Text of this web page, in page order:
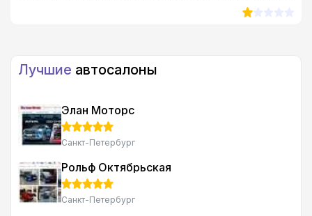
Максима Горького 66, и выясняется, что в машине, о
машину по цене в рекламе купить уже нельзя. Нужно
банку оплатить страховку, плюс ежемесячный платеж
и первоначальный взнос. В итоге стоимость
автомобиля увеличивается чуть ли не вдвое!!! Уехал ни
с чем. Напрасно потерян день, потрачены деньги на
дорогу, досрочно закрыт депозит, потеряны проценты
хорошему это не приведет, я про автосалон авиатор
отзывы почитал, понял что попал на стандартную
лживую схему работы с клиентами... куча народа уже
жалуется на то как действует этот автоцентр!
Лучшие автосалоны
Элан Моторс
Санкт-Петербург
Рольф Октябрьская
Санкт-Петербург